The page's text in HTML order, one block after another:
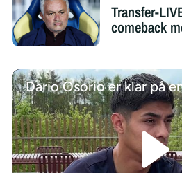
Transfer-
comeback